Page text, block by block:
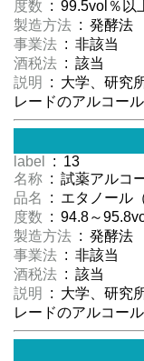
度数 : 99.5vol％以
製造方法 : 発酵法
事業法 : 非該当
酒税法 : 該当
説明
: 大学、研究
レードのアルコー
label
: 13
名称 : 試薬アルコ
品名
: エタノール
度数 : 94.8～
製造方法 : 発酵法
事業法 : 非該当
酒税法 : 該当
説明
: 大学、研究
レードのアルコー